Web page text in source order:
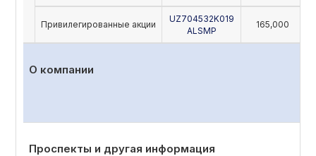
Привилегированные акции
UZ704532K019
ALSMP
165,000
О компании
Проспекты и другая информация